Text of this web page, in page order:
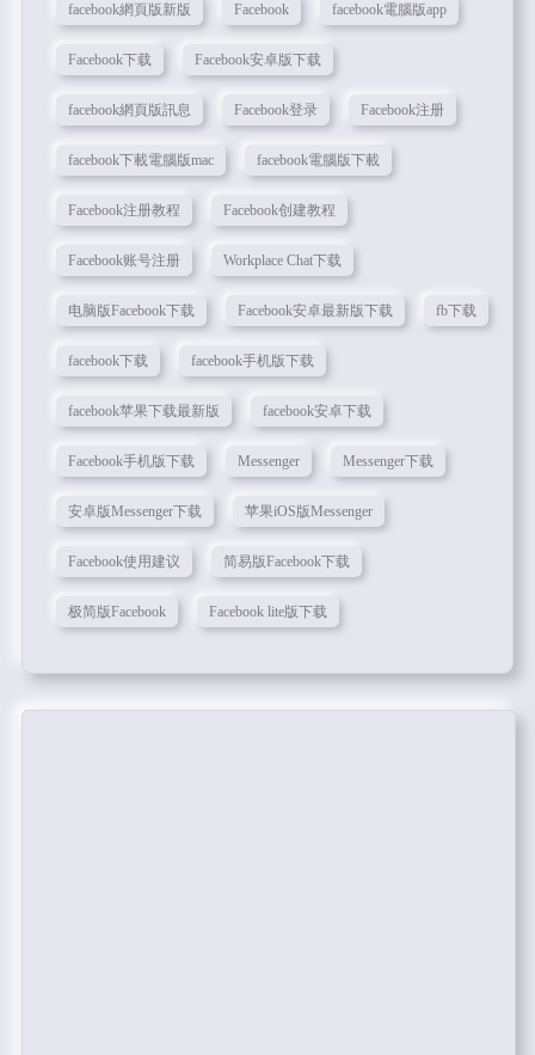
facebook網頁版新版 Facebook facebook電腦版app
Facebook下载 Facebook安卓版下载
facebook網頁版訊息 Facebook登录 Facebook注册
facebook下載電腦版mac facebook電腦版下載
Facebook注册教程 Facebook创建教程
Facebook账号注册 Workplace Chat下载
电脑版Facebook下载 Facebook安卓最新版下载 fb下载
facebook下载 facebook手机版下载
facebook苹果下载最新版 facebook安卓下载
Facebook手机版下载 Messenger Messenger下载
安卓版Messenger下载 苹果iOS版Messenger
Facebook使用建议 简易版Facebook下载
极简版Facebook Facebook lite版下载